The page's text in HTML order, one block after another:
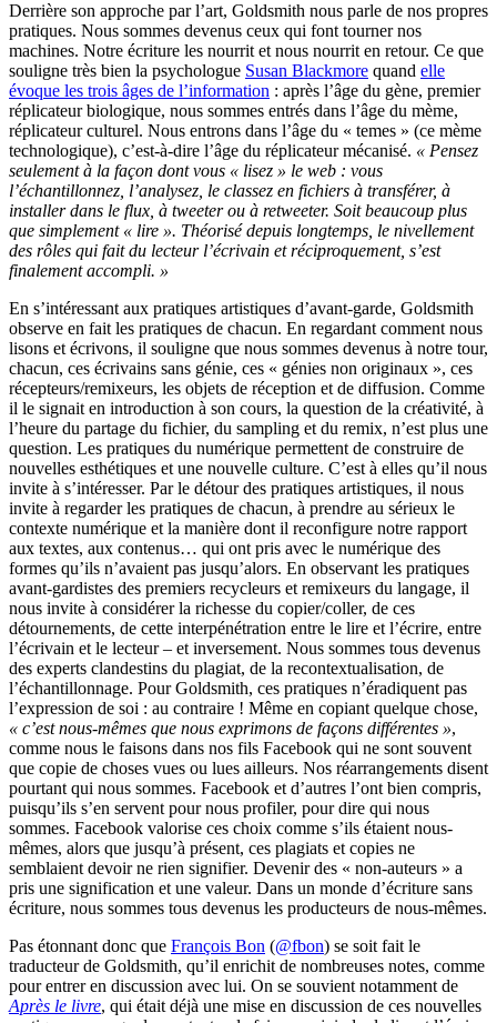
Derrière son approche par l’art, Goldsmith nous parle de nos propres
pratiques. Nous sommes devenus ceux qui font tourner nos
machines. Notre écriture les nourrit et nous nourrit en retour. Ce que
souligne très bien la psychologue Susan Blackmore quand elle
évoque les trois âges de l’information : après l’âge du gène, premier
réplicateur biologique, nous sommes entrés dans l’âge du mème,
réplicateur culturel. Nous entrons dans l’âge du « temes » (ce mème
technologique), c’est-à-dire l’âge du réplicateur mécanisé. « Pensez
seulement à la façon dont vous « lisez » le web : vous
l’échantillonnez, l’analysez, le classez en fichiers à transférer, à
installer dans le flux, à tweeter ou à retweeter. Soit beaucoup plus
que simplement « lire ». Théorisé depuis longtemps, le nivellement
des rôles qui fait du lecteur l’écrivain et réciproquement, s’est
finalement accompli. »
En s’intéressant aux pratiques artistiques d’avant-garde, Goldsmith
observe en fait les pratiques de chacun. En regardant comment nous
lisons et écrivons, il souligne que nous sommes devenus à notre tour,
chacun, ces écrivains sans génie, ces « génies non originaux », ces
récepteurs/remixeurs, les objets de réception et de diffusion. Comme
il le signait en introduction à son cours, la question de la créativité, à
l’heure du partage du fichier, du sampling et du remix, n’est plus une
question. Les pratiques du numérique permettent de construire de
nouvelles esthétiques et une nouvelle culture. C’est à elles qu’il nous
invite à s’intéresser. Par le détour des pratiques artistiques, il nous
invite à regarder les pratiques de chacun, à prendre au sérieux le
contexte numérique et la manière dont il reconfigure notre rapport
aux textes, aux contenus… qui ont pris avec le numérique des
formes qu’ils n’avaient pas jusqu’alors. En observant les pratiques
avant-gardistes des premiers recycleurs et remixeurs du langage, il
nous invite à considérer la richesse du copier/coller, de ces
détournements, de cette interpénétration entre le lire et l’écrire, entre
l’écrivain et le lecteur – et inversement. Nous sommes tous devenus
des experts clandestins du plagiat, de la recontextualisation, de
l’échantillonnage. Pour Goldsmith, ces pratiques n’éradiquent pas
l’expression de soi : au contraire ! Même en copiant quelque chose,
« c’est nous-mêmes que nous exprimons de façons différentes »,
comme nous le faisons dans nos fils Facebook qui ne sont souvent
que copie de choses vues ou lues ailleurs. Nos réarrangements disent
pourtant qui nous sommes. Facebook et d’autres l’ont bien compris,
puisqu’ils s’en servent pour nous profiler, pour dire qui nous
sommes. Facebook valorise ces choix comme s’ils étaient nous-
mêmes, alors que jusqu’à présent, ces plagiats et copies ne
semblaient devoir ne rien signifier. Devenir des « non-auteurs » a
pris une signification et une valeur. Dans un monde d’écriture sans
écriture, nous sommes tous devenus les producteurs de nous-mêmes.
Pas étonnant donc que François Bon (@fbon) se soit fait le
traducteur de Goldsmith, qu’il enrichit de nombreuses notes, comme
pour entrer en discussion avec lui. On se souvient notamment de
Après le livre, qui était déjà une mise en discussion de ces nouvelles